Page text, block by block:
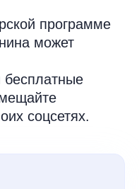
программе
может
бесплатные
соцсетях.